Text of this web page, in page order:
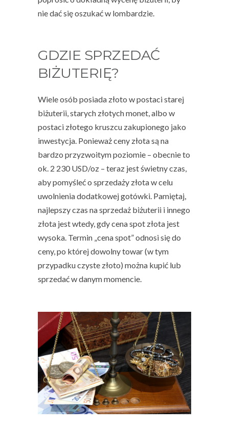
nie dać się oszukać w lombardzie.
GDZIE SPRZEDAĆ
BIŻUTERIĘ?
Wiele osób posiada złoto w postaci starej
biżuterii, starych złotych monet, albo w
postaci złotego kruszcu zakupionego jako
inwestycja. Ponieważ ceny złota są na
bardzo przyzwoitym poziomie – obecnie to
ok. 2 230 USD/oz – teraz jest świetny czas,
aby pomyśleć o sprzedaży złota w celu
uwolnienia dodatkowej gotówki. Pamiętaj,
najlepszy czas nasprzedaż biżuterii i innego
złota jest wtedy, gdy cena spot złota jest
wysoka. Termin „cena spot” odnosi się do
ceny, po której dowolny towar (w tym
przypadku czyste złoto) można kupić lub
sprzedać w danym momencie.